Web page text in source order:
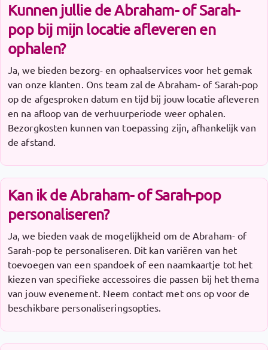
Kunnen jullie de Abraham- of Sarah-
pop bij mijn locatie afleveren en
ophalen?
Ja, we bieden bezorg- en ophaalservices voor het gemak
van onze klanten. Ons team zal de Abraham- of Sarah-pop
op de afgesproken datum en tijd bij jouw locatie afleveren
en na afloop van de verhuurperiode weer ophalen.
Bezorgkosten kunnen van toepassing zijn, afhankelijk van
de afstand.
Kan ik de Abraham- of Sarah-pop
personaliseren?
Ja, we bieden vaak de mogelijkheid om de Abraham- of
Sarah-pop te personaliseren. Dit kan variëren van het
toevoegen van een spandoek of een naamkaartje tot het
kiezen van specifieke accessoires die passen bij het thema
van jouw evenement. Neem contact met ons op voor de
beschikbare personaliseringsopties.